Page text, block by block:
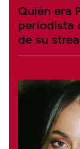
Quién era
periodista
de su